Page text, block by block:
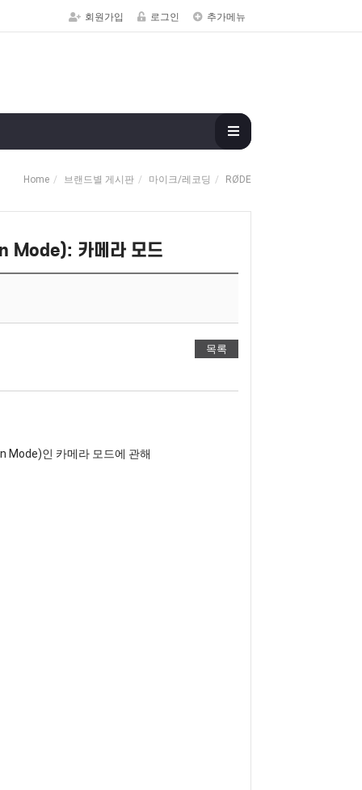
회원가입 로그인 추가메뉴
Home 브랜드별 게시판 마이크/레코딩 RØDE
Mode): 카메라 모드
목록
Mode)인 카메라 모드에 관해